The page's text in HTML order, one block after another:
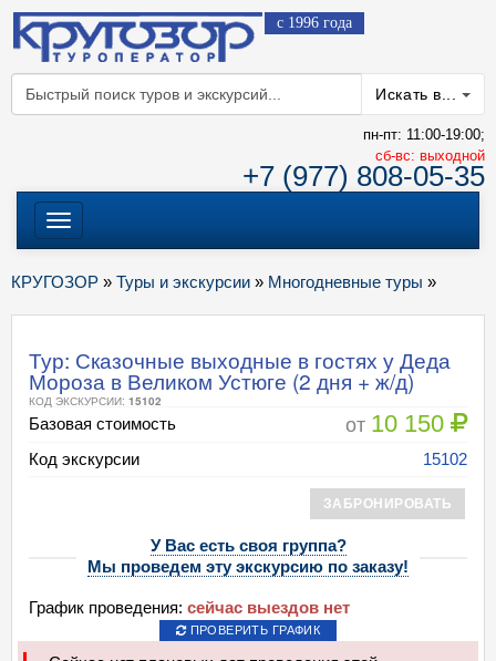
с 1996 года
Искать в...
пн-пт: 11:00-19:00;
cб-вс: выходной
+7 (977) 808-05-35
Меню
КРУГОЗОР » Туры и экскурсии » Многодневные туры »
Тур: Сказочные выходные в гостях у Деда
Мороза в Великом Устюге (2 дня + ж/д)
КОД ЭКСКУРСИИ: 15102
Базовая стоимость от 10 150
Код экскурсии 15102
ЗАБРОНИРОВАТЬ
У Вас есть своя группа?
Мы проведем эту экскурсию по заказу!
График проведения: сейчас выездов нет
ПРОВЕРИТЬ ГРАФИК